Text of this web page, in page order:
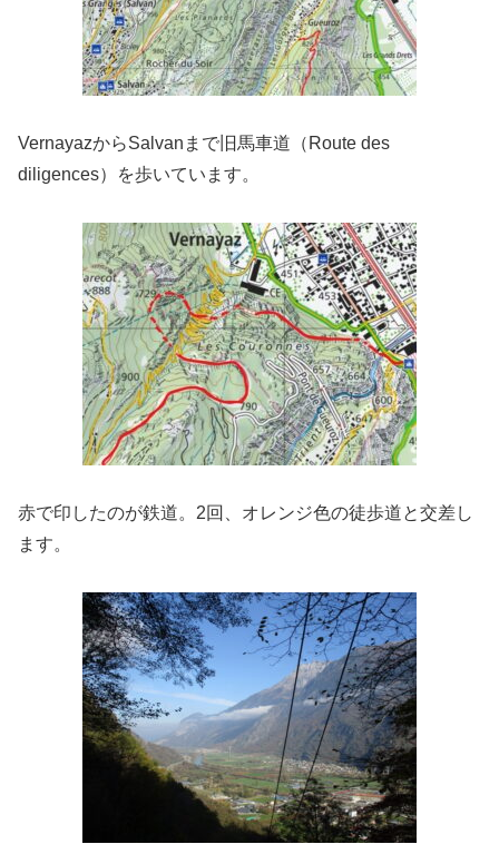
VernayazからSalvanまで旧馬車道（Route des
diligences）を歩いています。
赤で印したのが鉄道。2回、オレンジ色の徒歩道と交差し
ます。